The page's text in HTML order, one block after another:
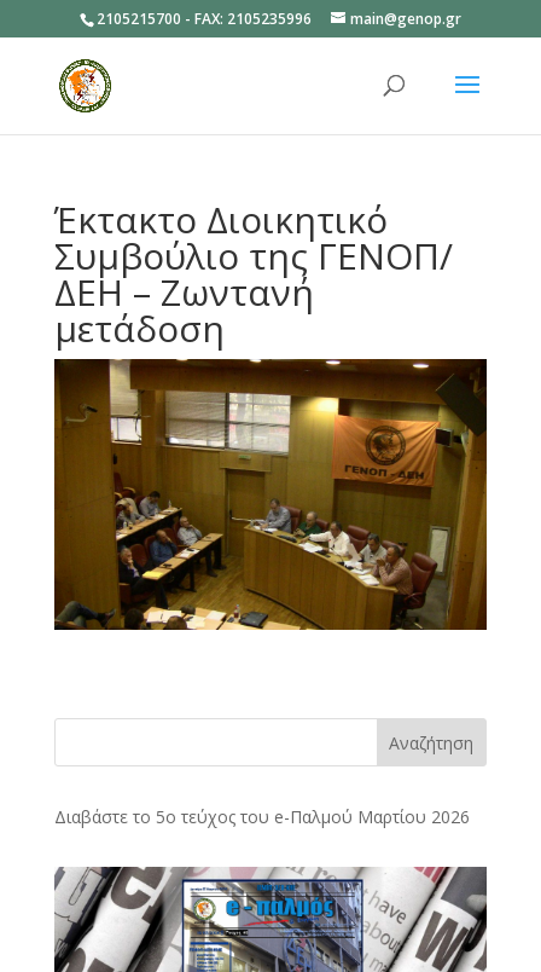
2105215700 - FAX: 2105235996 main@genop.gr
Έκτακτο Διοικητικό
Συμβούλιο της ΓΕΝΟΠ/
ΔΕΗ – Ζωντανή
μετάδοση
Αναζήτηση
Διαβάστε το 5ο τεύχος του e-Παλμού Μαρτίου 2026